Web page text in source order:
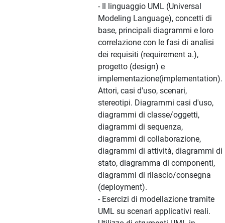
- Il linguaggio UML (Universal
Modeling Language), concetti di
base, principali diagrammi e loro
correlazione con le fasi di analisi
dei requisiti (requirement a.),
progetto (design) e
implementazione(implementation).
Attori, casi d'uso, scenari,
stereotipi. Diagrammi casi d'uso,
diagrammi di classe/oggetti,
diagrammi di sequenza,
diagrammi di collaborazione,
diagrammi di attività, diagrammi di
stato, diagramma di componenti,
diagrammi di rilascio/consegna
(deployment).
- Esercizi di modellazione tramite
UML su scenari applicativi reali.